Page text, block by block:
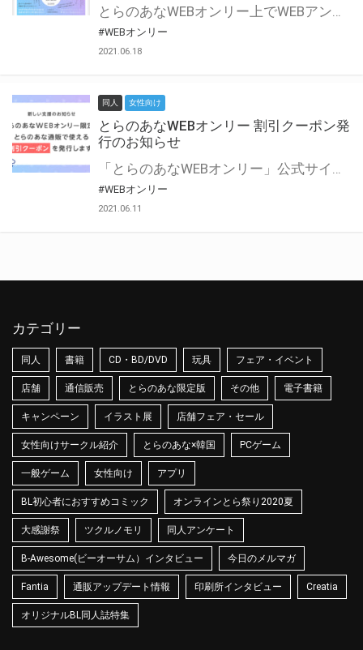
とらのあなWEBオンリー上でWEBアンソロジーが作成できる「記念コメント」について、その使い方や作成手順を解説します！ 支援タイプを「サークル参加型」「サークル参加型・マルシェ(イベント会場)機能付き」でお申し込みいただいている主催者様はぜひご活用ください♪ とらのあなWEBオンリーサイトはこちら
#WEBオンリー
2021.06.18
同人 女性向け
とらのあなWEBオンリー 割引クーポン発
行のお知らせ
「とらのあなWEBオンリー」公式サイトでとらのあな通販の「割引クーポン」を配布中！ イベントごとに開催当日限定で使える割引クーポンのシリアルコードを発行します。 とらのあなWEBオンリーのページをチェックして、イベント当日にお得にお買い物を楽しみましょう♪ ※本キャンペーンは予告なく終了する場合がございます。 とらのあなWEBオンリーサイトはこちら
#WEBオンリー
2021.06.11
カテゴリー
同人 書籍 CD・BD/DVD 玩具 フェア・イベント
店舗 通信販売 とらのあな限定版 その他 電子書籍
キャンペーン イラスト展 店舗フェア・セール
女性向けサークル紹介 とらのあな×韓国 PCゲーム
一般ゲーム 女性向け アプリ
BL初心者におすすめコミック オンラインとら祭り2020夏
大感謝祭 ツクルノモリ 同人アンケート
B-Awesome(ビーオーサム）インタビュー 今日のメルマガ
Fantia 通販アップデート情報 印刷所インタビュー Creatia
オリジナルBL同人誌特集